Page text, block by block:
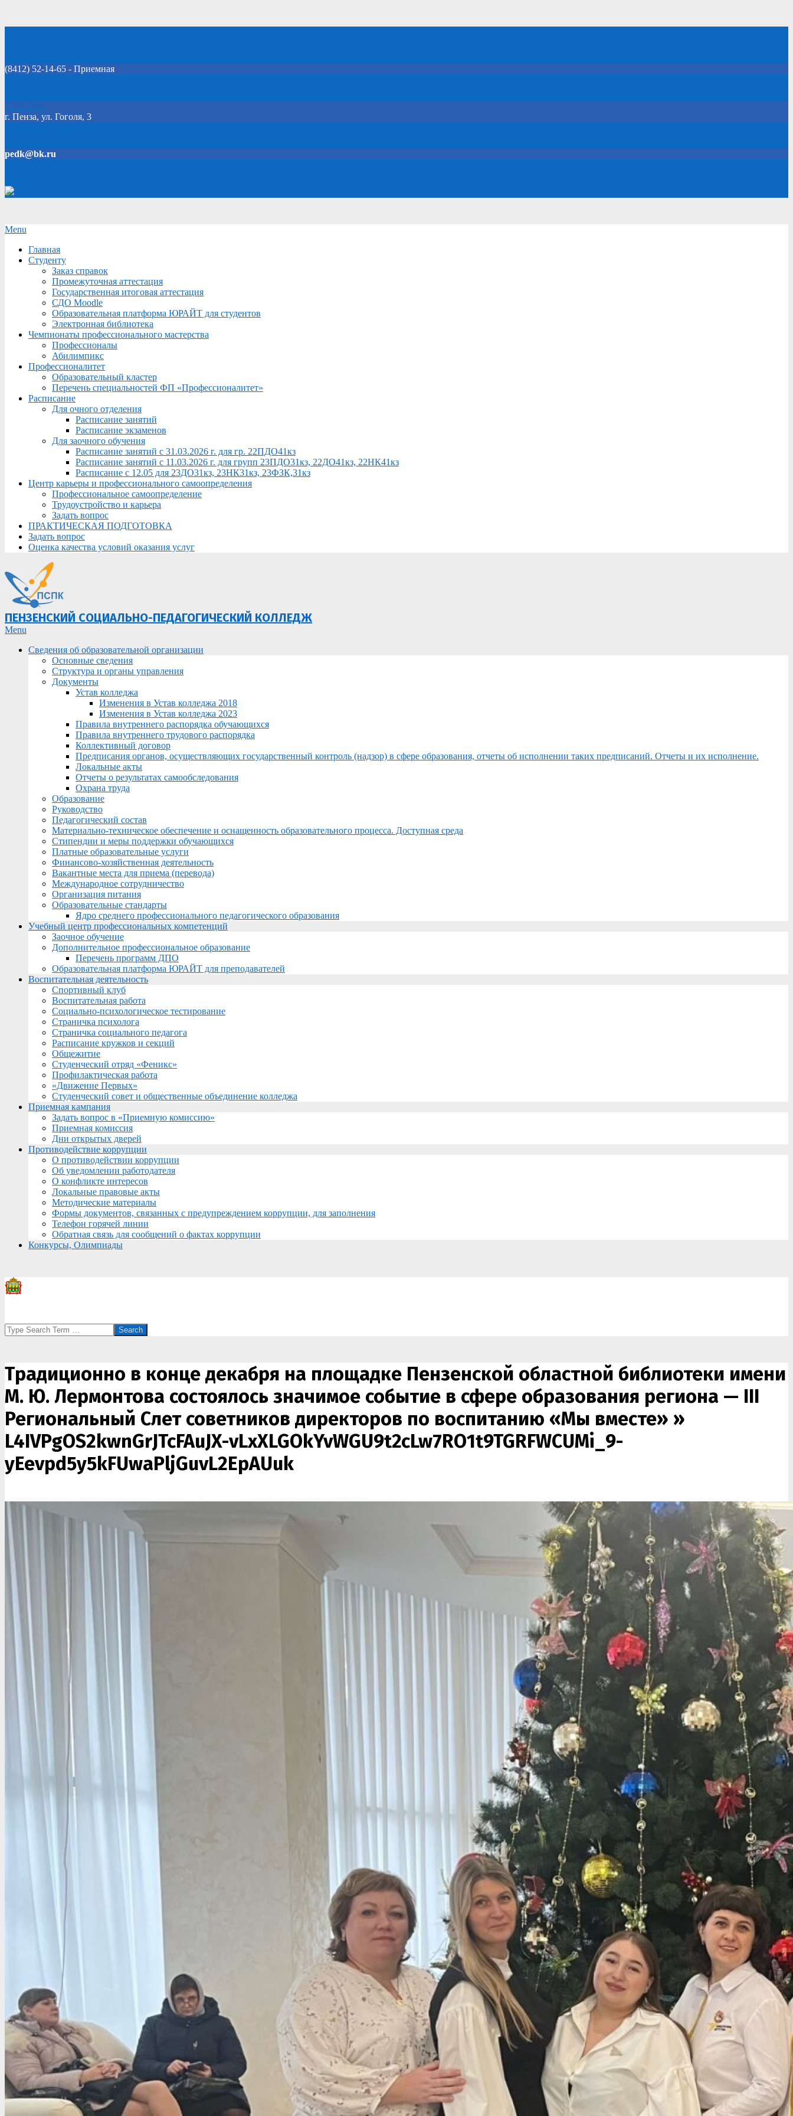
(8412) 52-14-65 - Приемная
Click Here
г. Пенза, ул. Гоголя, 3
pedk@bk.ru
Secondary
Menu
Menu
Главная
Студенту
Заказ справок
Промежуточная аттестация
Государственная итоговая аттестация
СДО Moodle
Образовательная платформа ЮРАЙТ для студентов
Электронная библиотека
Чемпионаты профессионального мастерства
Профессионалы
Абилимпикс
Профессионалитет
Образовательный кластер
Перечень специальностей ФП «Профессионалитет»
Расписание
Для очного отделения
Расписание занятий
Расписание экзаменов
Для заочного обучения
Расписание занятий с 31.03.2026 г. для гр. 22ПДО41кз
Расписание занятий с 11.03.2026 г. для групп 23ПДО31кз, 22ДО41кз, 22НК41кз
Расписание с 12.05 для 23ДО31кз, 23НК31кз, 23ФЗК,31кз
Центр карьеры и профессионального самоопределения
Профессиональное самоопределение
Трудоустройство и карьера
Задать вопрос
ПРАКТИЧЕСКАЯ ПОДГОТОВКА
Задать вопрос
Оценка качества условий оказания услуг
ПЕНЗЕНСКИЙ СОЦИАЛЬНО-ПЕДАГОГИЧЕСКИЙ КОЛЛЕДЖ
Primary
Menu
Menu
Сведения об образовательной организации
Основные сведения
Структура и органы управления
Документы
Устав колледжа
Изменения в Устав колледжа 2018
Изменения в Устав колледжа 2023
Правила внутреннего распорядка обучающихся
Правила внутреннего трудового распорядка
Коллективный договор
Предписания органов, осуществляющих государственный контроль (надзор) в сфере образования, отчеты об исполнении таких предписаний. Отчеты и их исполнение.
Локальные акты
Отчеты о результатах самообследования
Охрана труда
Образование
Руководство
Педагогический состав
Материально-техническое обеспечение и оснащенность образовательного процесса. Доступная среда
Стипендии и меры поддержки обучающихся
Платные образовательные услуги
Финансово-хозяйственная деятельность
Вакантные места для приема (перевода)
Международное сотрудничество
Организация питания
Образовательные стандарты
Ядро среднего профессионального педагогического образования
Учебный центр профессиональных компетенций
Заочное обучение
Дополнительное профессиональное образование
Перечень программ ДПО
Образовательная платформа ЮРАЙТ для преподавателей
Воспитательная деятельность
Спортивный клуб
Воспитательная работа
Социально-психологическое тестирование
Страничка психолога
Страничка социального педагога
Расписание кружков и секций
Общежитие
Студенческий отряд «Феникс»
Профилактическая работа
«Движение Первых»
Студенческий совет и общественные объединение колледжа
Приемная кампания
Задать вопрос в «Приемную комиссию»
Приемная комиссия
Дни открытых дверей
Противодействие коррупции
О противодействии коррупции
Об уведомлении работодателя
О конфликте интересов
Локальные правовые акты
Методические материалы
Формы документов, связанных с предупреждением коррупции, для заполнения
Телефон горячей линии
Обратная связь для сообщений о фактах коррупции
Конкурсы, Олимпиады
Search
Традиционно в конце декабря на площадке Пензенской областной библиотеки имени
М. Ю. Лермонтова состоялось значимое событие в сфере образования региона — III
Региональный Слет советников директоров по воспитанию «Мы вместе» »
L4IVPgOS2kwnGrJTcFAuJX-vLxXLGOkYvWGU9t2cLw7RO1t9TGRFWCUMi_9-
yEevpd5y5kFUwaPljGuvL2EpAUuk